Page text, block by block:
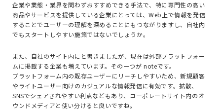
企業や業態・業界を問わずおすすめできる手法で、特に専門性の高い
商品やサービスを提供している企業にとっては、Web上で情報を発信
することでユーザーの理解を深めることにもつながりますし、自社内
でもスタートしやすい施策ではないでしょうか。
また、自社のサイト内にと書きましたが、現在は外部プラットフォー
ムに掲載する企業も増えています。その一つが noteです。
プラットフォーム内の既存ユーザーにリーチしやすいため、新規顧客
やライトユーザー向けのカジュアルな情報発信に有効です。拡散、
SNSでシェアされやすい利点などもあり、コーポレートサイト内のオ
ウンドメディアと使い分けると良いですね。